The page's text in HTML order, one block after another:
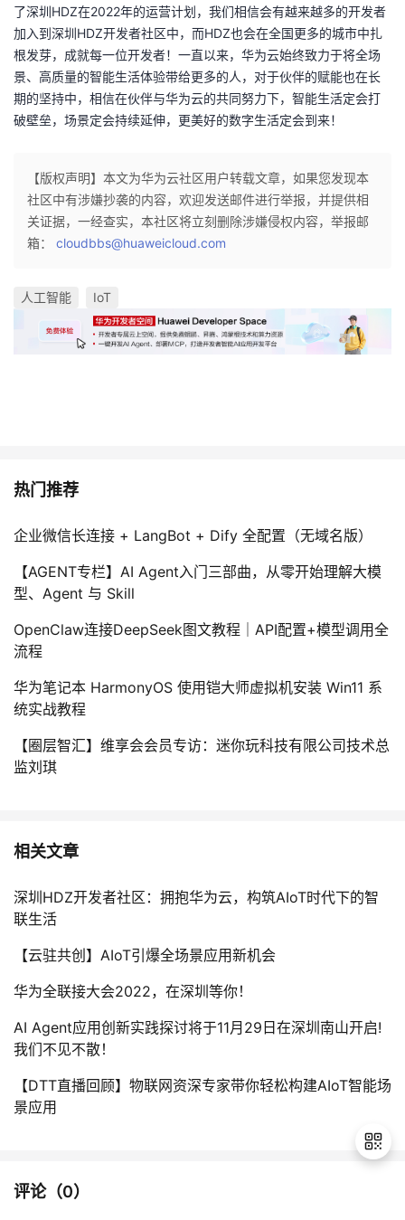
了深圳HDZ在2022年的运营计划，我们相信会有越来越多的开发者
加入到深圳HDZ开发者社区中，而HDZ也会在全国更多的城市中扎
根发芽，成就每一位开发者！一直以来，华为云始终致力于将全场
景、高质量的智能生活体验带给更多的人，对于伙伴的赋能也在长
期的坚持中，相信在伙伴与华为云的共同努力下，智能生活定会打
破壁垒，场景定会持续延伸，更美好的数字生活定会到来！
【版权声明】本文为华为云社区用户转载文章，如果您发现本
社区中有涉嫌抄袭的内容，欢迎发送邮件进行举报，并提供相
关证据，一经查实，本社区将立刻删除涉嫌侵权内容，举报邮
箱： cloudbbs@huaweicloud.com
人工智能 IoT
热门推荐
企业微信长连接 + LangBot + Dify 全配置（无域名版）
【AGENT专栏】AI Agent入门三部曲，从零开始理解大模
型、Agent 与 Skill
OpenClaw连接DeepSeek图文教程｜API配置+模型调用全
流程
华为笔记本 HarmonyOS 使用铠大师虚拟机安装 Win11 系
统实战教程
【圈层智汇】维享会会员专访：迷你玩科技有限公司技术总
监刘琪
相关文章
深圳HDZ开发者社区：拥抱华为云，构筑AIoT时代下的智
联生活
【云驻共创】AIoT引爆全场景应用新机会
华为全联接大会2022，在深圳等你！
AI Agent应用创新实践探讨将于11月29日在深圳南山开启!
我们不见不散！
【DTT直播回顾】物联网资深专家带你轻松构建AIoT智能场
景应用
评论（0）